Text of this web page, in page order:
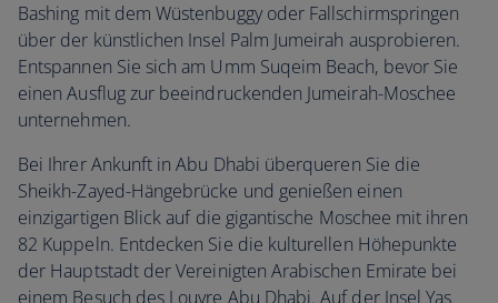
Bashing mit dem Wüstenbuggy oder Fallschirmspringen
über der künstlichen Insel Palm Jumeirah ausprobieren.
Entspannen Sie sich am Umm Suqeim Beach, bevor Sie
einen Ausflug zur beeindruckenden Jumeirah-Moschee
unternehmen.
Bei Ihrer Ankunft in Abu Dhabi überqueren Sie die
Sheikh-Zayed-Hängebrücke und genießen einen
einzigartigen Blick auf die gigantische Moschee mit ihren
82 Kuppeln. Entdecken Sie die kulturellen Höhepunkte
der Hauptstadt der Vereinigten Arabischen Emirate bei
einem Besuch des Louvre Abu Dhabi. Auf der Insel Yas